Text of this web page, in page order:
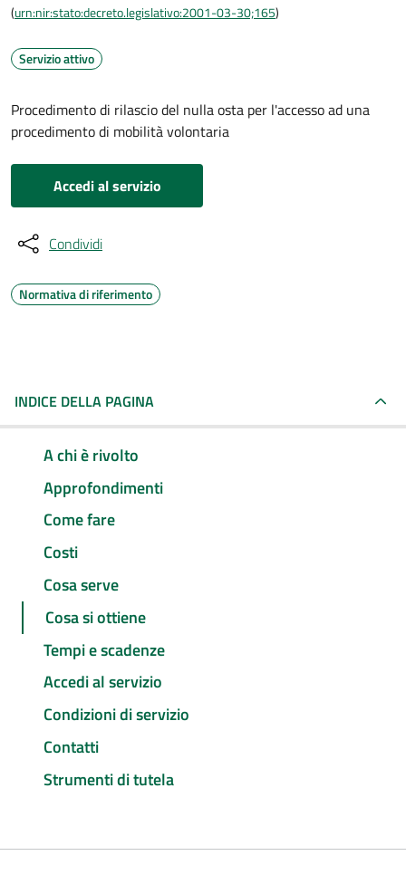
(urn:nir:stato:decreto.legislativo:2001-03-30;165)
Servizio attivo
Procedimento di rilascio del nulla osta per l'accesso ad una
procedimento di mobilità volontaria
Accedi al servizio
Condividi
Normativa di riferimento
INDICE DELLA PAGINA
A chi è rivolto
Approfondimenti
Come fare
Costi
Cosa serve
Cosa si ottiene
Tempi e scadenze
Accedi al servizio
Condizioni di servizio
Contatti
Strumenti di tutela